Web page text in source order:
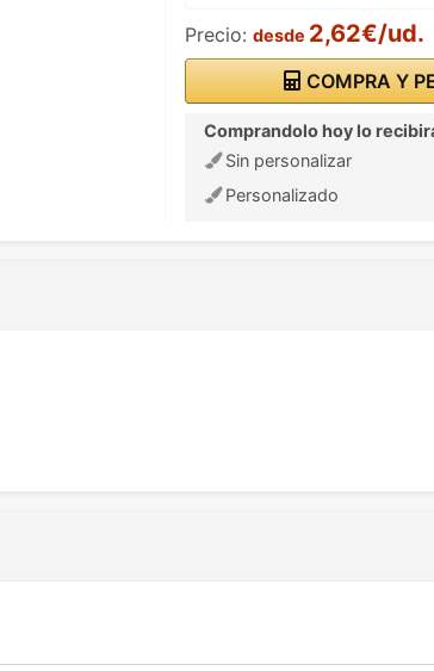
Precio: desde 2,62€/ud.
COMPRA Y
Comprandolo hoy lo
Sin personalizar
Personalizado